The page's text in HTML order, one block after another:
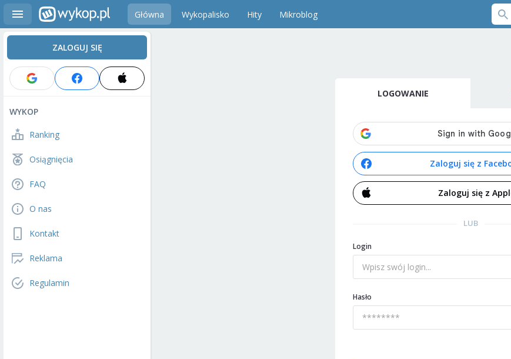
Główna Wykopalisko Hity Mikroblog
ZALOGUJ SIĘ
WYKOP
Ranking
Osiągnięcia
FAQ
O nas
Kontakt
Reklama
Regulamin
LOGOWANIE
Zaloguj się z
Zaloguj się z
LUB
Login
Hasło